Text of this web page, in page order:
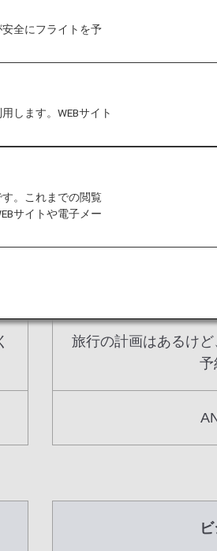
に合った運賃を自由に選択い
旅行の計画はあるけ
予
全にフライトを予
します。WEBサイト
。これまでの閲覧
サイトや電子メー